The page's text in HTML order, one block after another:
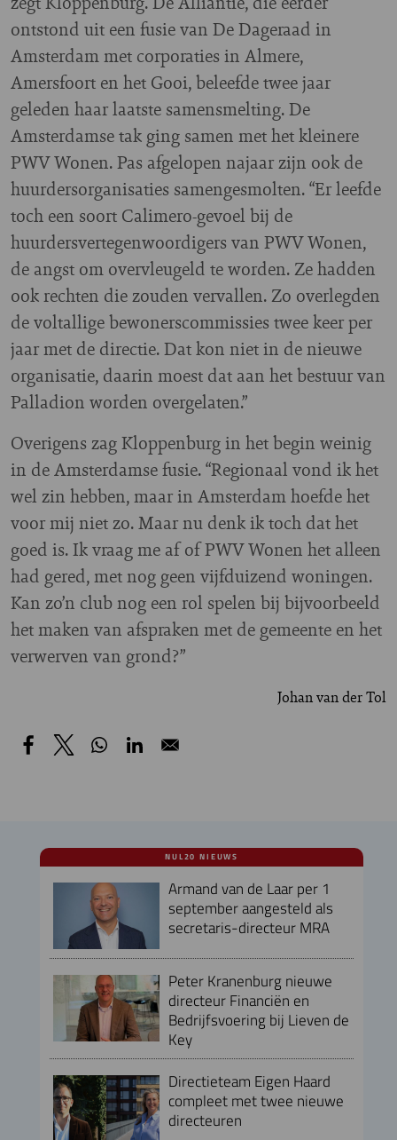
ontstond uit een fusie van De Dageraad in
Amsterdam met corporaties in Almere,
Amersfoort en het Gooi, beleefde twee jaar
geleden haar laatste samensmelting. De
Amsterdamse tak ging samen met het kleinere
PWV Wonen. Pas afgelopen najaar zijn ook de
huurdersorganisaties samengesmolten. “Er leefde
toch een soort Calimero-gevoel bij de
huurdersvertegenwoordigers van PWV Wonen,
de angst om overvleugeld te worden. Ze hadden
ook rechten die zouden vervallen. Zo overlegden
de voltallige bewonerscommissies twee keer per
jaar met de directie. Dat kon niet in de nieuwe
organisatie, daarin moest dat aan het bestuur van
Palladion worden overgelaten.”
Overigens zag Kloppenburg in het begin weinig
in de Amsterdamse fusie. “Regionaal vond ik het
wel zin hebben, maar in Amsterdam hoefde het
voor mij niet zo. Maar nu denk ik toch dat het
goed is. Ik vraag me af of PWV Wonen het alleen
had gered, met nog geen vijfduizend woningen.
Kan zo’n club nog een rol spelen bij bijvoorbeeld
het maken van afspraken met de gemeente en het
verwerven van grond?”
Johan van der Tol
NUL20 NIEUWS
Armand van de Laar per 1
september aangesteld als
secretaris-directeur MRA
Peter Kranenburg nieuwe
directeur Financiën en
Bedrijfsvoering bij Lieven de
Key
Directieteam Eigen Haard
compleet met twee nieuwe
directeuren